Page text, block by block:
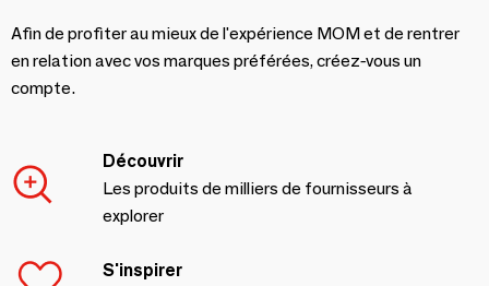
Afin de profiter au mieux de l'expérience MOM et de rentrer
en relation avec vos marques préférées, créez-vous un
compte.
Découvrir
Les produits de milliers de fournisseurs à
explorer
S'inspirer